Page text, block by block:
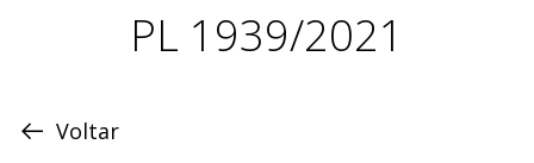
ProposiçãoPL 1939/2021
Voltar